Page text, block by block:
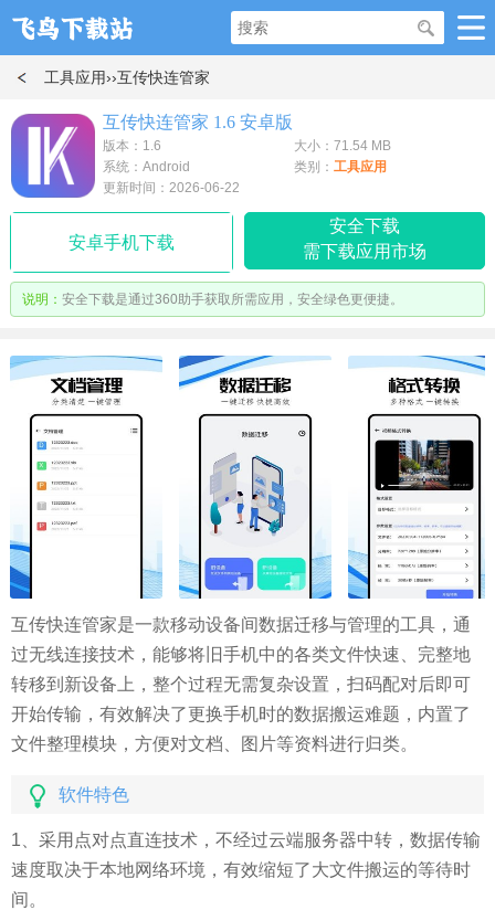
工具应用››互传快连管家
互传快连管家 1.6 安卓版
版本：1.6
大小：71.54 MB
系统：Android
类别： 工具应用
更新时间：2026-06-22
安卓手机下载
安全下载
需下载应用市场
说明： 安全下载是通过360助手获取所需应用，安全绿色更便捷。
互传快连管家是一款移动设备间数据迁移与管理的工具，通
过无线连接技术，能够将旧手机中的各类文件快速、完整地
转移到新设备上，整个过程无需复杂设置，扫码配对后即可
开始传输，有效解决了更换手机时的数据搬运难题，内置了
文件整理模块，方便对文档、图片等资料进行归类。
软件特色
1、采用点对点直连技术，不经过云端服务器中转，数据传输
速度取决于本地网络环境，有效缩短了大文件搬运的等待时
间。